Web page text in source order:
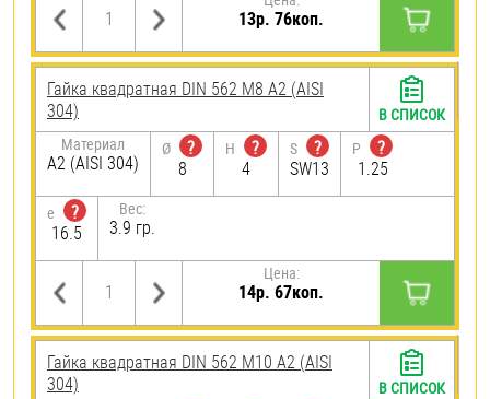
13р. 76коп.
Гайка квадратная DIN 562 М8 А2 (AISI
304)
Материал
А2 (AISI 304)
Ø
?
8
H
?
4
S
?
SW13
P
?
1.25
e
?
16.5
Вес:
3.9 гр.
Цена:
14р. 67коп.
В СПИСОК
Гайка квадратная DIN 562 М10 А2 (AISI
304)
В СПИСОК